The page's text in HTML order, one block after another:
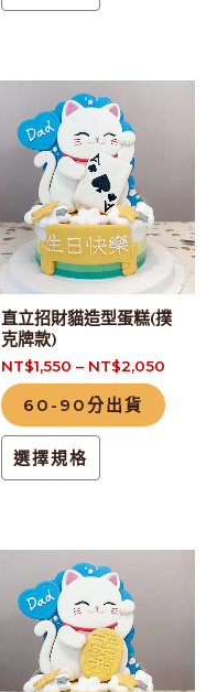
面
選
項
直立招財貓造型蛋糕(撲
克牌款)
NT$1,550 – NT$2,050
60-90分出貨
選擇規格
此
品
有
多
種
款
可
在
產
品
面
選
項
此
品
有
多